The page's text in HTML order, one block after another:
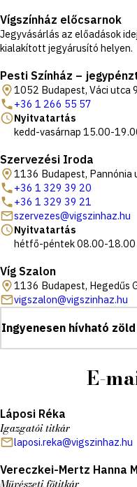
Vígszínház előcsarnok
Jegyvásárlás az előadások
kialakított jegyárusító helyen.
Pesti Színház –
1052 Budapest, Váci utca
+36 1 266 55 57
Nyitvatartás
kedd-vasárnap 15.00-
Szervezési Iroda
1136 Budapest, Pannónia
+36 1 329 39 20
+36 1 329 39 21
szervezes@vigszinhaz.hu
Nyitvatartás
hétfő-péntek 08.00-18.00
Víg Szalon
1136 Budapest, Hegedűs
vigszalon@vigszinhaz.hu
Ingyenesen hívható
E-
Láposi Réka
Igazgatói titkár
laposi.reka@vigszinhaz.hu
Vereczkei-Mertz Hanna